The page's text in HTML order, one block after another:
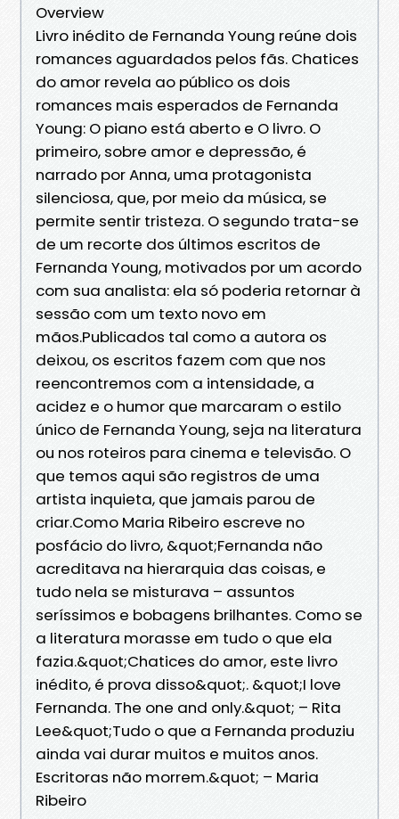
Overview
Livro inédito de Fernanda Young reúne dois
romances aguardados pelos fãs. Chatices
do amor revela ao público os dois
romances mais esperados de Fernanda
Young: O piano está aberto e O livro. O
primeiro, sobre amor e depressão, é
narrado por Anna, uma protagonista
silenciosa, que, por meio da música, se
permite sentir tristeza. O segundo trata-se
de um recorte dos últimos escritos de
Fernanda Young, motivados por um acordo
com sua analista: ela só poderia retornar à
sessão com um texto novo em
mãos.Publicados tal como a autora os
deixou, os escritos fazem com que nos
reencontremos com a intensidade, a
acidez e o humor que marcaram o estilo
único de Fernanda Young, seja na literatura
ou nos roteiros para cinema e televisão. O
que temos aqui são registros de uma
artista inquieta, que jamais parou de
criar.Como Maria Ribeiro escreve no
posfácio do livro, &quot;Fernanda não
acreditava na hierarquia das coisas, e
tudo nela se misturava – assuntos
seríssimos e bobagens brilhantes. Como se
a literatura morasse em tudo o que ela
fazia.&quot;Chatices do amor, este livro
inédito, é prova disso&quot;. &quot;I love
Fernanda. The one and only.&quot; – Rita
Lee&quot;Tudo o que a Fernanda produziu
ainda vai durar muitos e muitos anos.
Escritoras não morrem.&quot; – Maria
Ribeiro